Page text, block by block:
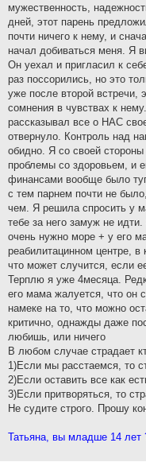
мужественность,
дней, этот парень
почти ничего к нему, и
начал добиваться меня. Я
Он уехал и пригласил к
раз поссорились, но это
уже после второй встречи,
сомнения в чувствах к
рассказывал все о НАС
отвернуло. Контроль над
обидно. Я со своей
проблемы со здоровьем, и
финансами вообще было
с тем парнем почти не
чем. Я решила спросить у
тебе за него замуж не
очень нужно море + у его
реабилитацинном центре, в
что может случится, если
Терплю я уже 4месяца.
его мама жалуется, что он
намеке на то, что можно
критично, однажды даже
любишь, или ничего
В любом случае страдает
1)Если мы расстаемся, то
2)Если оставить все как
3)Если притворяться, то
Не судите строго. Прошу
Татьяна, вы младше 14 лет